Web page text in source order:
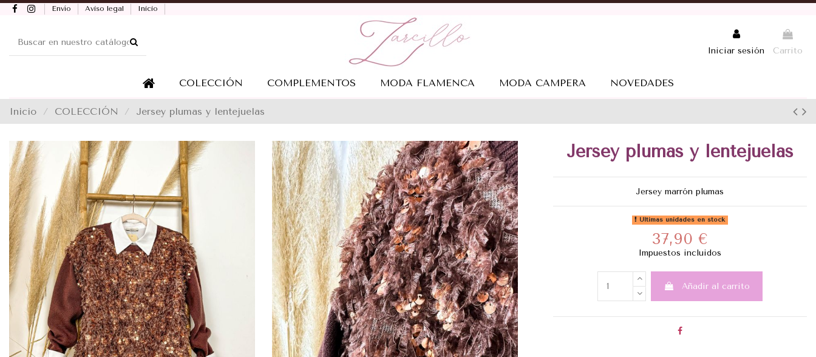
Envío Aviso legal Inicio
Iniciar sesión Carrito
COLECCIÓN COMPLEMENTOS MODA FLAMENCA MODA CAMPERA NOVEDADES
Inicio COLECCIÓN Jersey plumas y lentejuelas
Jersey plumas y lentejuelas
Jersey marrón plumas
Últimas unidades en stock
37,90 €
Impuestos incluidos
Añadir al carrito